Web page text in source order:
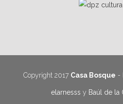
Copyright 2017 Casa Bosque -
elarnesss y Baúl de la